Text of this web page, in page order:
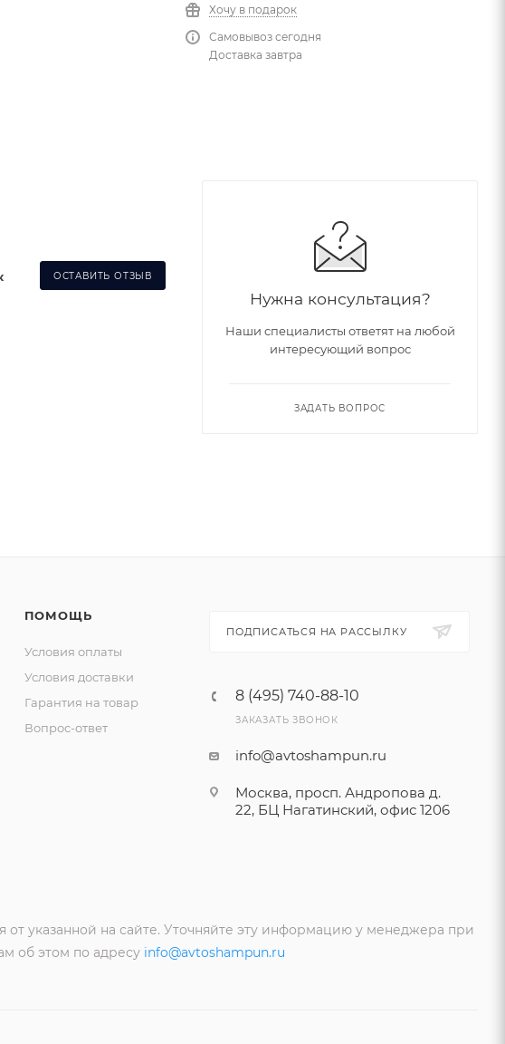
Хочу в подарок
Самовывоз сегодня
Доставка завтра
ОСТАВИТЬ ОТЗЫВ
Нужна консультация?
Наши специалисты ответят на любой
интересующий вопрос
ЗАДАТЬ ВОПРОС
ПОМОЩЬ
Условия оплаты
Условия доставки
Гарантия на товар
Вопрос-ответ
ПОДПИСАТЬСЯ НА РАССЫЛКУ
8 (495) 740-88-10
ЗАКАЗАТЬ ЗВОНОК
info@avtoshampun.ru
Москва, просп. Андропова д.
22, БЦ Нагатинский, офис 1206
указанной на сайте. Уточняйте эту информацию у менеджера при
об этом по адресу info@avtoshampun.ru